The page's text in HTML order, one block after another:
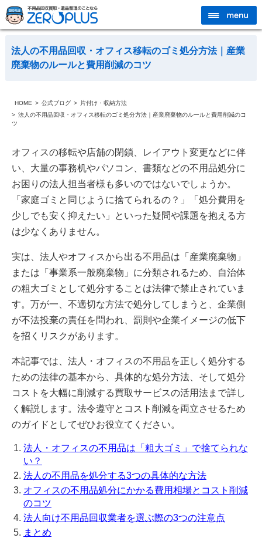
法人の不用品回収・オフィス移転のゴミ処分方法｜産業
廃棄物のルールと費用削減のコツ
HOME 公式ブログ
片付け・収納方法
法人の不用品回収・オフィス移転のゴミ処分方法｜産業廃棄物のルールと費用削減のコ
ツ
オフィスの移転や店舗の閉鎖、レイアウト変更などに伴
い、大量の事務机やパソコン、書類などの不用品処分に
お困りの法人担当者様も多いのではないでしょうか。
「家庭ゴミと同じように捨てられるの？」「処分費用を
少しでも安く抑えたい」といった疑問や課題を抱える方
は少なくありません。
実は、法人やオフィスから出る不用品は「産業廃棄物」
または「事業系一般廃棄物」に分類されるため、自治体
の粗大ゴミとして処分することは法律で禁止されていま
す。万が一、不適切な方法で処分してしまうと、企業側
が不法投棄の責任を問われ、罰則や企業イメージの低下
を招くリスクがあります。
本記事では、法人・オフィスの不用品を正しく処分する
ための法律の基本から、具体的な処分方法、そして処分
コストを大幅に削減する買取サービスの活用法まで詳し
く解説します。法令遵守とコスト削減を両立させるため
のガイドとしてぜひお役立てください。
法人・オフィスの不用品は「粗大ゴミ」で捨てられな
い？
法人の不用品を処分する3つの具体的な方法
オフィスの不用品処分にかかる費用相場とコスト削減
のコツ
法人向け不用品回収業者を選ぶ際の3つの注意点
まとめ